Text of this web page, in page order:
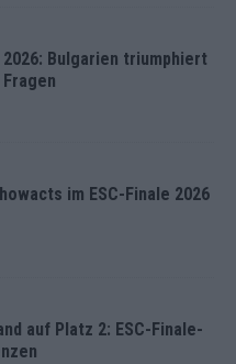
2026: Bulgarien triumphiert
im ESC-Finale 2026
auf Platz 2: ESC-Finale-